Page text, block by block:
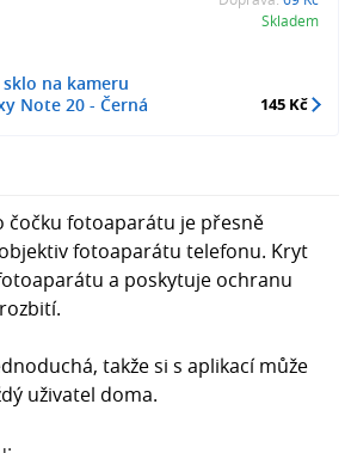
na kameru
Note 20 - Černá
Skladem
145 Kč
čočku fotoaparátu je přesně
fotoaparátu telefonu. Kryt
a poskytuje ochranu
takže si s aplikací může
uživatel doma.